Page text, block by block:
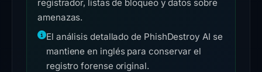
registrador, listas de bloqueo y datos sobre
amenazas.
El análisis detallado de PhishDestroy AI se
mantiene en inglés para conservar el
registro forense original.